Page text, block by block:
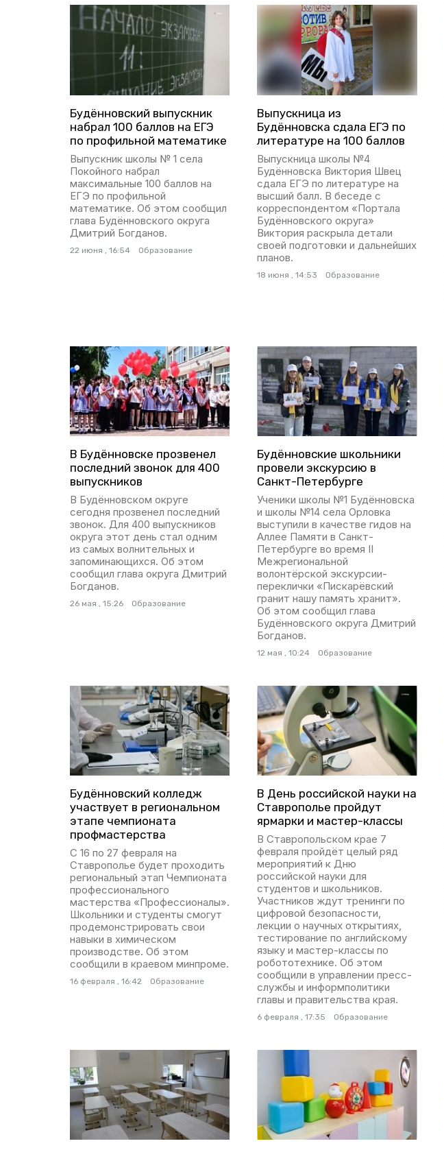
Будённовский выпускник
набрал 100 баллов на ЕГЭ
по профильной математике
Выпускник школы № 1 села
Покойного набрал
максимальные 100 баллов на
ЕГЭ по профильной
математике. Об этом сообщил
глава Будённовского округа
Дмитрий Богданов.
22 июня , 16:54 Образование
Выпускница из
Будённовска сдала ЕГЭ по
литературе на 100 баллов
Выпускница школы №4
Будённовска Виктория Швец
сдала ЕГЭ по литературе на
высший балл. В беседе с
корреспондентом «Портала
Будённовского округа»
Виктория раскрыла детали
своей подготовки и дальнейших
планов.
18 июня , 14:53 Образование
В Будённовске прозвенел
последний звонок для 400
выпускников
В Будённовском округе
сегодня прозвенел последний
звонок. Для 400 выпускников
округа этот день стал одним
из самых волнительных и
запоминающихся. Об этом
сообщил глава округа Дмитрий
Богданов.
26 мая , 15:26 Образование
Будённовские школьники
провели экскурсию в
Санкт-Петербурге
Ученики школы №1 Будённовска
и школы №14 села Орловка
выступили в качестве гидов на
Аллее Памяти в Санкт-
Петербурге во время II
Межрегиональной
волонтёрской экскурсии-
переклички «Пискарёвский
гранит нашу память хранит».
Об этом сообщил глава
Будённовского округа Дмитрий
Богданов.
12 мая , 10:24 Образование
Будённовский колледж
участвует в региональном
этапе чемпионата
профмастерства
С 16 по 27 февраля на
Ставрополье будет проходить
региональный этап Чемпионата
профессионального
мастерства «Профессионалы».
Школьники и студенты смогут
продемонстрировать свои
навыки в химическом
производстве. Об этом
сообщили в краевом минпроме.
16 февраля , 16:42 Образование
В День российской науки на
Ставрополье пройдут
ярмарки и мастер-классы
В Ставропольском крае 7
февраля пройдёт целый ряд
мероприятий к Дню
российской науки для
студентов и школьников.
Участников ждут тренинги по
цифровой безопасности,
лекции о научных открытиях,
тестирование по английскому
языку и мастер-классы по
робототехнике. Об этом
сообщили в управлении пресс-
службы и информполитики
главы и правительства края.
6 февраля , 17:35 Образование